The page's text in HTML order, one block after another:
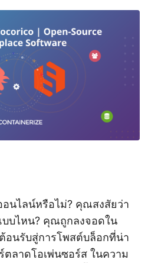
นไลน์หรือไม่? คุณสงสัยว่า
บไหน? คุณถูกลงจอดใน
อนรับสู่การโพสต์บล็อกที่น่า
ลาดโอเพ่นซอร์ส ในความ